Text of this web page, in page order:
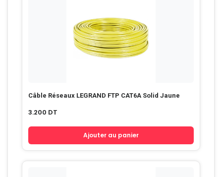
Câble Réseaux LEGRAND FTP CAT6A Solid Jaune
3.200 DT
Ajouter au panier